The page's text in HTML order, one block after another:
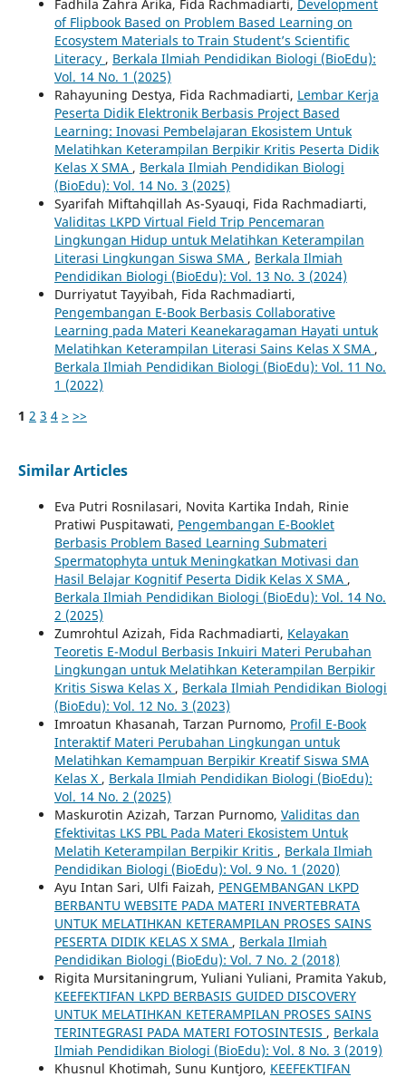
Fadhila Zahra Arika, Fida Rachmadiarti, Development
of Flipbook Based on Problem Based Learning on
Ecosystem Materials to Train Student’s Scientific
Literacy , Berkala Ilmiah Pendidikan Biologi (BioEdu):
Vol. 14 No. 1 (2025)
Rahayuning Destya, Fida Rachmadiarti, Lembar Kerja
Peserta Didik Elektronik Berbasis Project Based
Learning: Inovasi Pembelajaran Ekosistem Untuk
Melatihkan Keterampilan Berpikir Kritis Peserta Didik
Kelas X SMA , Berkala Ilmiah Pendidikan Biologi
(BioEdu): Vol. 14 No. 3 (2025)
Syarifah Miftahqillah As-Syauqi, Fida Rachmadiarti,
Validitas LKPD Virtual Field Trip Pencemaran
Lingkungan Hidup untuk Melatihkan Keterampilan
Literasi Lingkungan Siswa SMA , Berkala Ilmiah
Pendidikan Biologi (BioEdu): Vol. 13 No. 3 (2024)
Durriyatut Tayyibah, Fida Rachmadiarti,
Pengembangan E-Book Berbasis Collaborative
Learning pada Materi Keanekaragaman Hayati untuk
Melatihkan Keterampilan Literasi Sains Kelas X SMA ,
Berkala Ilmiah Pendidikan Biologi (BioEdu): Vol. 11 No.
1 (2022)
1 2 3 4 > >>
Similar Articles
Eva Putri Rosnilasari, Novita Kartika Indah, Rinie
Pratiwi Puspitawati, Pengembangan E-Booklet
Berbasis Problem Based Learning Submateri
Spermatophyta untuk Meningkatkan Motivasi dan
Hasil Belajar Kognitif Peserta Didik Kelas X SMA ,
Berkala Ilmiah Pendidikan Biologi (BioEdu): Vol. 14 No.
2 (2025)
Zumrohtul Azizah, Fida Rachmadiarti, Kelayakan
Teoretis E-Modul Berbasis Inkuiri Materi Perubahan
Lingkungan untuk Melatihkan Keterampilan Berpikir
Kritis Siswa Kelas X , Berkala Ilmiah Pendidikan Biologi
(BioEdu): Vol. 12 No. 3 (2023)
Imroatun Khasanah, Tarzan Purnomo, Profil E-Book
Interaktif Materi Perubahan Lingkungan untuk
Melatihkan Kemampuan Berpikir Kreatif Siswa SMA
Kelas X , Berkala Ilmiah Pendidikan Biologi (BioEdu):
Vol. 14 No. 2 (2025)
Maskurotin Azizah, Tarzan Purnomo, Validitas dan
Efektivitas LKS PBL Pada Materi Ekosistem Untuk
Melatih Keterampilan Berpikir Kritis , Berkala Ilmiah
Pendidikan Biologi (BioEdu): Vol. 9 No. 1 (2020)
Ayu Intan Sari, Ulfi Faizah, PENGEMBANGAN LKPD
BERBANTU WEBSITE PADA MATERI INVERTEBRATA
UNTUK MELATIHKAN KETERAMPILAN PROSES SAINS
PESERTA DIDIK KELAS X SMA , Berkala Ilmiah
Pendidikan Biologi (BioEdu): Vol. 7 No. 2 (2018)
Rigita Mursitaningrum, Yuliani Yuliani, Pramita Yakub,
KEEFEKTIFAN LKPD BERBASIS GUIDED DISCOVERY
UNTUK MELATIHKAN KETERAMPILAN PROSES SAINS
TERINTEGRASI PADA MATERI FOTOSINTESIS , Berkala
Ilmiah Pendidikan Biologi (BioEdu): Vol. 8 No. 3 (2019)
Khusnul Khotimah, Sunu Kuntjoro, KEEFEKTIFAN